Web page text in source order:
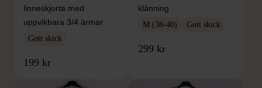
linneskjorta med
uppvikbara 3/4 ärmar
Gott skick
199 kr
klänning
M (38-40) Gott skick
299 kr